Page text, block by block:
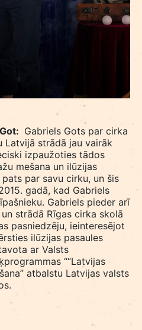
Gabriels Gots par cirka
Latvijā strādā jau vairāk
izpaužoties tādos
mešana un ilūzijas
par savu cirku, un šis
gadā, kad Gabriels
Gabriels pieder arī
strādā Rīgas cirka skolā
pasniedzēju, ieinteresējot
ilūzijas pasaules
ar Valsts
““Latvijas
atbalstu Latvijas valsts